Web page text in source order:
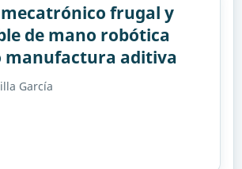
frugal y
de mano robótica
manufactura aditiva
García